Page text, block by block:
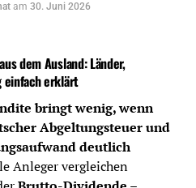
und
zählen.
Dividenden-Depot sollte
Steuern und Erträge
dokumentieren.
am 30. Juni 2026
dem Ausland: Länder,
einfach erklärt
bringt wenig, wenn
Abgeltungsteuer und
deutlich
Anleger vergleichen